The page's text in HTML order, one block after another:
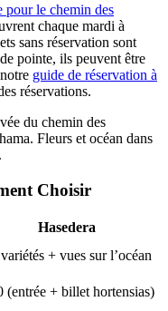
pour le chemin des
chaque mardi à
sans réservation sont
pointe, ils peuvent être
guide de réservation à
réservations.
du chemin des
Fleurs et océan dans
Choisir
Hasedera
+ vues sur l’océan
(entrée + billet hortensias)